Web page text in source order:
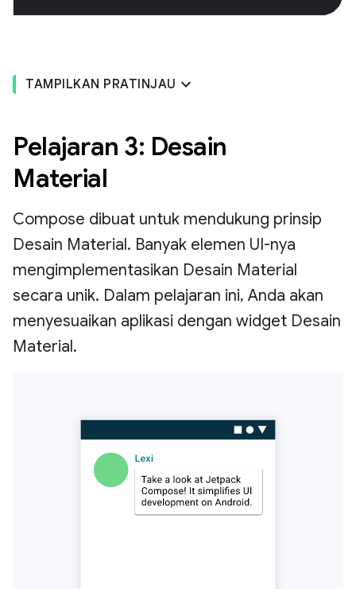
TAMPILKAN PRATINJAU
Pelajaran 3: Desain
Material
Compose dibuat untuk mendukung prinsip
Desain Material. Banyak elemen UI-nya
mengimplementasikan Desain Material
secara unik. Dalam pelajaran ini, Anda akan
menyesuaikan aplikasi dengan widget Desain
Material.